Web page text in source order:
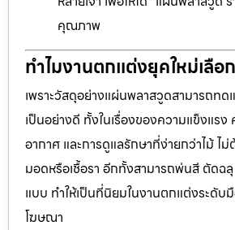
คุณภาพ
ทำไมงานตกแต่งยุคใหม่เลื
เพราะวัสดุอย่างแผ่นพลาสวูดสามารถทด
เป็นอย่างดี ทั้งในเรื่องของความแข็งแร
อากาศ และการดูแลรักษาที่ง่ายกว่าไม้ ไ
มอดหรือเชื้อรา อีกทั้งสามารถพ่นสี ตัดฉ
แบบ ทำให้เป็นที่นิยมในงานตกแต่งระดับ
โฆษณา